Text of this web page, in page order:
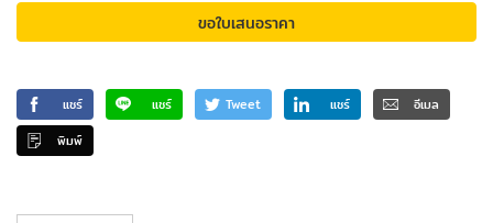
ขอใบเสนอราคา
แชร์ แชร์ Tweet แชร์
อีเมล
พิมพ์